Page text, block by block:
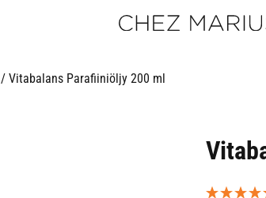
/ Vitabalans Parafiiniöljy 200 ml